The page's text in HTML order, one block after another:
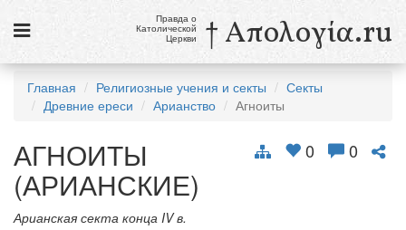
Новости
Католики в России
Галерея
Викторины
Правда о
Католической
Церкви † Απολογία.ru
Главная Религиозные учения и секты
Секты
Древние ереси
Арианство Агноиты
0 0
АГНОИТЫ
(АРИАНСКИЕ)
Арианская секта конца IV в.